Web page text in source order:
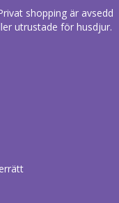
shopping är avsedd
utrustade för husdjur.